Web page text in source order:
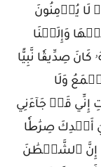
يُؤۡمِنُونَ
وَإِلَيۡنَا
إِنَّهُۥ كَانَ صِدِّيقٗا نَّبِيًّا
وَلَا
عَنكَ شَيۡـٔٗا (42) يَٰٓأَبَتِ إِنِّي قَدۡ جَآءَنِي
أَهۡدِكَ صِرَٰطٗا
إِنَّ ٱلشَّيۡطَٰنَ